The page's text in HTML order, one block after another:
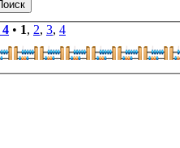
4 • 1, 2, 3, 4